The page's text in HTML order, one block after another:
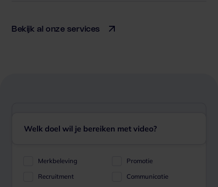
Bekijk al onze services
Welk doel wil je bereiken met video?
Merkbeleving
Promotie
Recruitment
Communicatie